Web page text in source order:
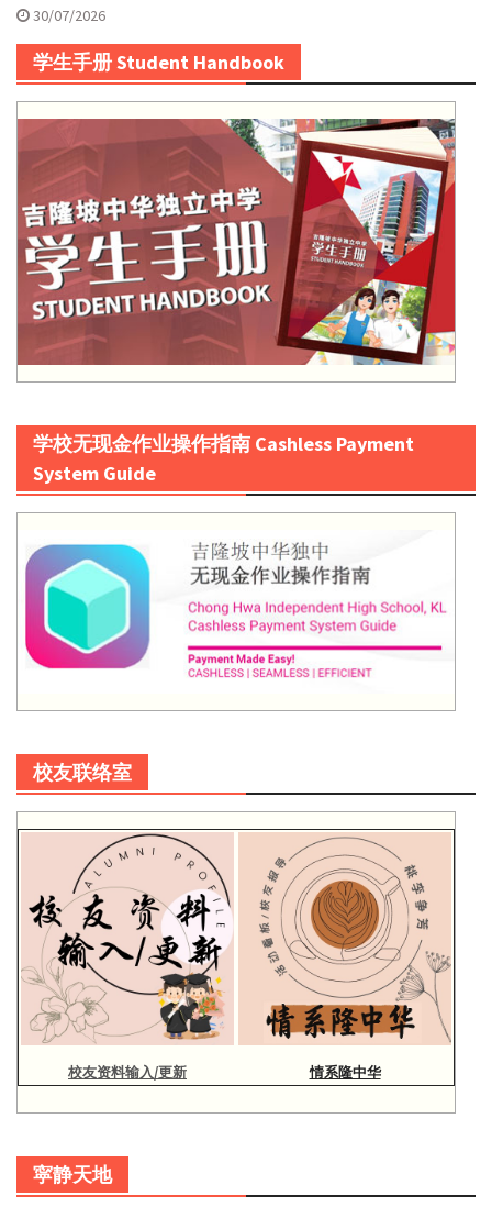
30/07/2026
学生手册 Student Handbook
学校无现金作业操作指南 Cashless Payment
System Guide
校友联络室
校友资料输入/更新 情系隆中华
寜静天地